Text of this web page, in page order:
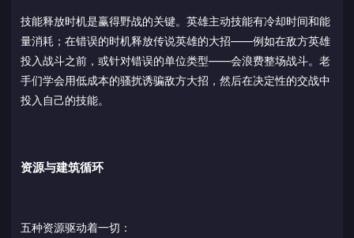
技能释放时机是赢得野战的关键。英雄主动技能有冷却时间和能
量消耗；在错误的时机释放传说英雄的大招——例如在敌方英雄
投入战斗之前，或针对错误的单位类型——会浪费整场战斗。老
手们学会用低成本的骚扰诱骗敌方大招，然后在决定性的交战中
投入自己的技能。
资源与建筑循环
五种资源驱动着一切：